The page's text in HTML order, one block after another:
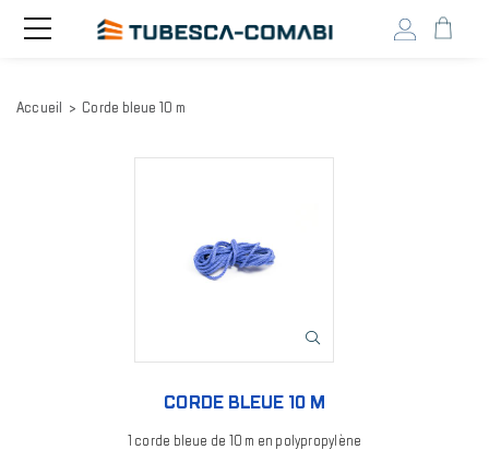
Aller
Toggle
navigation
Accueil Corde bleue 10 m
CORDE BLEUE 10 M
1 corde bleue de 10 m en polypropylène